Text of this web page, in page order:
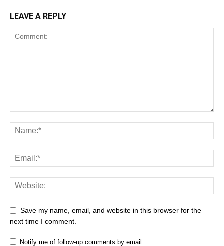
LEAVE A REPLY
Save my name, email, and website in this browser for the
next time I comment.
Notify me of follow-up comments by email.